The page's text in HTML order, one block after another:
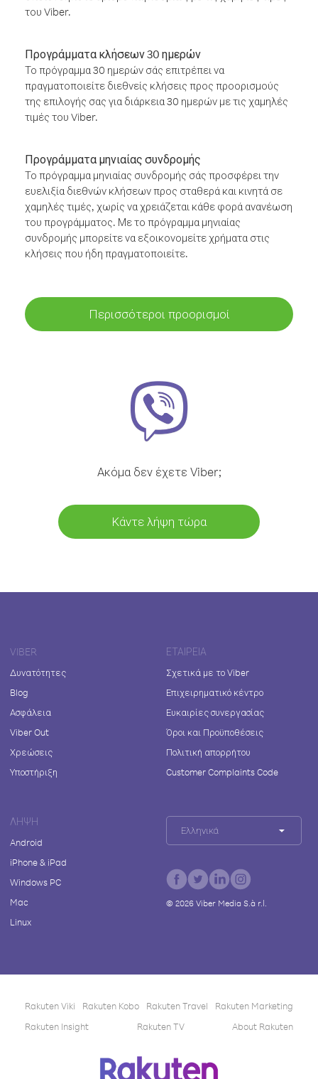
του Viber.
Προγράμματα κλήσεων 30 ημερών
Το πρόγραμμα 30 ημερών σάς επιτρέπει να
πραγματοποιείτε διεθνείς κλήσεις προς προορισμούς
της επιλογής σας για διάρκεια 30 ημερών με τις χαμηλές
τιμές του Viber.
Προγράμματα μηνιαίας συνδρομής
Το πρόγραμμα μηνιαίας συνδρομής σάς προσφέρει την
ευελιξία διεθνών κλήσεων προς σταθερά και κινητά σε
χαμηλές τιμές, χωρίς να χρειάζεται κάθε φορά ανανέωση
του προγράμματος. Με το πρόγραμμα μηνιαίας
συνδρομής μπορείτε να εξοικονομείτε χρήματα στις
κλήσεις που ήδη πραγματοποιείτε.
Περισσότεροι προορισμοί
Ακόμα δεν έχετε Viber;
Κάντε λήψη τώρα
VIBER
Δυνατότητες
Blog
Ασφάλεια
Viber Out
Χρεώσεις
Υποστήριξη
ΕΤΑΙΡΕΊΑ
Σχετικά με το Viber
Επιχειρηματικό κέντρο
Ευκαιρίες συνεργασίας
Όροι και Προϋποθέσεις
Πολιτική απορρήτου
Customer Complaints Code
ΛΉΨΗ
Android
iPhone & iPad
Windows PC
Mac
Linux
Ελληνικά
© 2026Viber Media S.à r.l.
Rakuten Viki Rakuten Kobo Rakuten Travel
Rakuten Marketing
Rakuten Insight
Rakuten TV About Rakuten